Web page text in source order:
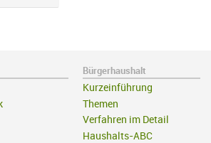
Bürgerhaushalt
Kurzeinführung
Themen
Verfahren im Detail
Haushalts-ABC